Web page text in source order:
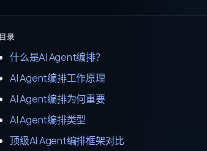
目录
什么是AI Agent编排？
AI Agent编排工作原理
AI Agent编排为何重要
AI Agent编排类型
顶级AI Agent编排框架对比